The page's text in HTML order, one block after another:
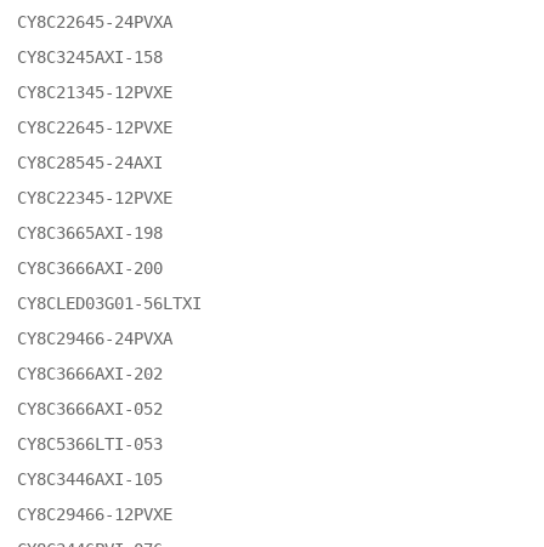
CY8C22645-24PVXA
CY8C3245AXI-158
CY8C21345-12PVXE
CY8C22645-12PVXE
CY8C28545-24AXI
CY8C22345-12PVXE
CY8C3665AXI-198
CY8C3666AXI-200
CY8CLED03G01-56LTXI
CY8C29466-24PVXA
CY8C3666AXI-202
CY8C3666AXI-052
CY8C5366LTI-053
CY8C3446AXI-105
CY8C29466-12PVXE